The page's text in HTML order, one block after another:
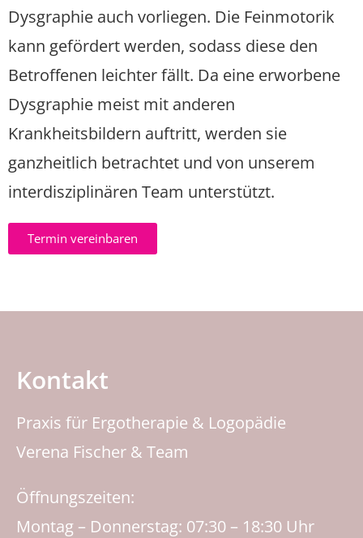
Dysgraphie auch vorliegen. Die Feinmotorik
kann gefördert werden, sodass diese den
Betroffenen leichter fällt. Da eine erworbene
Dysgraphie meist mit anderen
Krankheitsbildern auftritt, werden sie
ganzheitlich betrachtet und von unserem
interdisziplinären Team unterstützt.
Termin vereinbaren
Kontakt
Praxis für Ergotherapie & Logopädie
Verena Fischer & Team
Öffnungszeiten:
Montag – Donnerstag: 07:30 – 18:30 Uhr